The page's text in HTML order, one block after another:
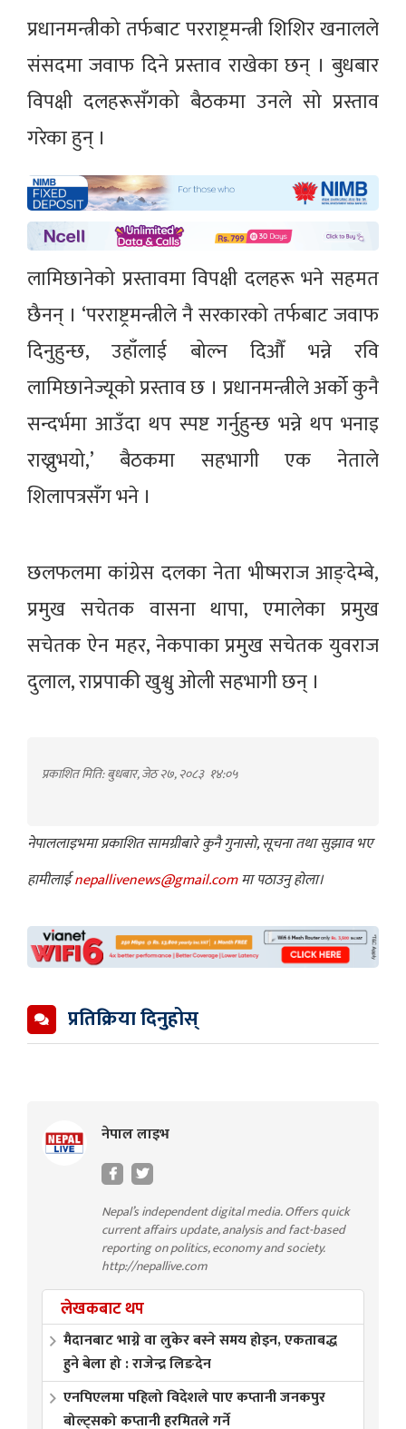
प्रधानमन्त्रीको तर्फबाट परराष्ट्रमन्त्री शिशिर खनालले
संसदमा जवाफ दिने प्रस्ताव राखेका छन् । बुधबार
विपक्षी दलहरूसँगको बैठकमा उनले सो प्रस्ताव
गरेका हुन् ।
लामिछानेको प्रस्तावमा विपक्षी दलहरू भने सहमत
छैनन् । ‘परराष्ट्रमन्त्रीले नै सरकारको तर्फबाट जवाफ
दिनुहुन्छ, उहाँलाई बोल्न दिऔँ भन्ने रवि
लामिछानेज्यूको प्रस्ताव छ । प्रधानमन्त्रीले अर्को कुनै
सन्दर्भमा आउँदा थप स्पष्ट गर्नुहुन्छ भन्ने थप भनाइ
राख्नुभयो,’ बैठकमा सहभागी एक नेताले
शिलापत्रसँग भने ।
छलफलमा कांग्रेस दलका नेता भीष्मराज आङ्देम्बे,
प्रमुख सचेतक वासना थापा, एमालेका प्रमुख
सचेतक ऐन महर, नेकपाका प्रमुख सचेतक युवराज
दुलाल, राप्रपाकी खुश्वु ओली सहभागी छन् ।
प्रकाशित मिति: बुधबार, जेठ २७, २०८३ १४:०५
नेपाललाइभमा प्रकाशित सामग्रीबारे कुनै गुनासो, सूचना तथा सुझाव भए
हामीलाईnepallivenews@gmail.comमा पठाउनु होला।
प्रतिक्रिया दिनुहोस्
नेपाल लाइभ
Nepal’s independent digital media. Offers quick
current affairs update, analysis and fact-based
reporting on politics, economy and society.
http://nepallive.com
लेखकबाट थप
मैदानबाट भाग्ने वा लुकेर बस्ने समय होइन, एकताबद्ध
हुने बेला हो : राजेन्द्र लिङदेन
एनपिएलमा पहिलो विदेशले पाए कप्तानी जनकपुर
बोल्ट्सको कप्तानी हरमितले गर्ने